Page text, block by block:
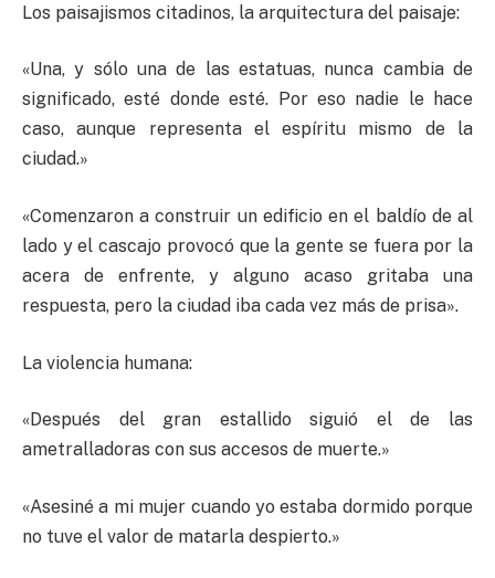
Los paisajismos citadinos, la arquitectura del paisaje:
«Una, y sólo una de las estatuas, nunca cambia de
significado, esté donde esté. Por eso nadie le hace
caso, aunque representa el espíritu mismo de la
ciudad.»
«Comenzaron a construir un edificio en el baldío de al
lado y el cascajo provocó que la gente se fuera por la
acera de enfrente, y alguno acaso gritaba una
respuesta, pero la ciudad iba cada vez más de prisa».
La violencia humana:
«Después del gran estallido siguió el de las
ametralladoras con sus accesos de muerte.»
«Asesiné a mi mujer cuando yo estaba dormido porque
no tuve el valor de matarla despierto.»